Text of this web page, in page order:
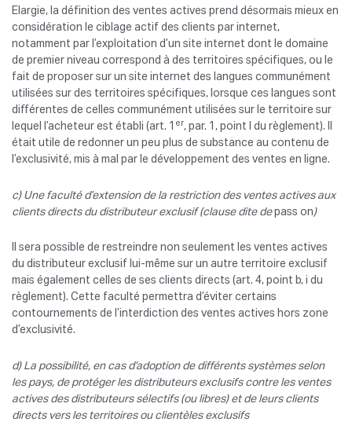
Elargie, la définition des ventes actives prend désormais mieux en
considération le ciblage actif des clients par internet,
notamment par l’exploitation d’un site internet dont le domaine
de premier niveau correspond à des territoires spécifiques, ou le
fait de proposer sur un site internet des langues communément
utilisées sur des territoires spécifiques, lorsque ces langues sont
différentes de celles communément utilisées sur le territoire sur
lequel l’acheteur est établi (art. 1 er, par. 1, point l du règlement). Il
était utile de redonner un peu plus de substance au contenu de
l’exclusivité, mis à mal par le développement des ventes en ligne.
c) Une faculté d’extension de la restriction des ventes actives aux
clients directs du distributeur exclusif (clause dite depass on)
Il sera possible de restreindre non seulement les ventes actives
du distributeur exclusif lui-même sur un autre territoire exclusif
mais également celles de ses clients directs (art. 4, point b, i du
règlement). Cette faculté permettra d’éviter certains
contournements de l’interdiction des ventes actives hors zone
d’exclusivité.
d) La possibilité, en cas d’adoption de différents systèmes selon
les pays, de protéger les distributeurs exclusifs contre les ventes
actives des distributeurs sélectifs (ou libres) et de leurs clients
directs vers les territoires ou clientèles exclusifs